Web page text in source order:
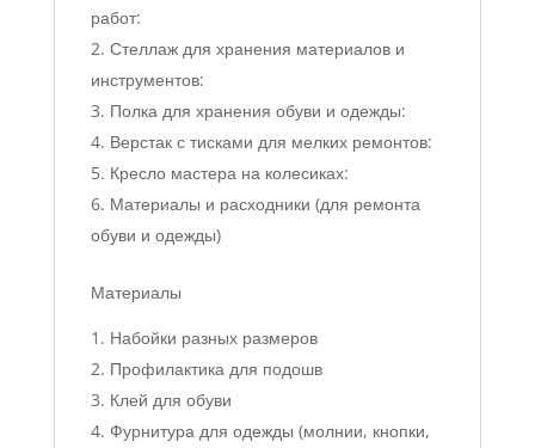
работ:
Стеллаж для хранения материалов и
инструментов:
Полка для хранения обуви и одежды:
Верстак с тисками для мелких ремонтов:
Кресло мастера на колесиках:
Материалы и расходники (для ремонта
обуви и одежды)
Материалы
Набойки разных размеров
Профилактика для подошв
Клей для обуви
Фурнитура для одежды (молнии, кнопки,